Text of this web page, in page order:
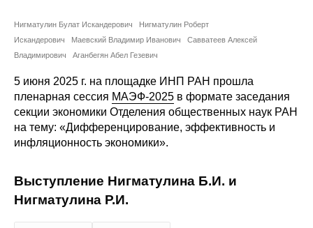
Отчетность
Материалы для СМИ
Публикации
Научная жизнь
Издания
Нигматулин Булат Искандерович
Нигматулин Роберт
Искандерович
Маевский Владимир Иванович
Савватеев Алексей
Владимирович
Аганбегян Абел Гезевич
5 июня 2025 г. на площадке ИНП РАН прошла
пленарная сессия МАЭФ-2025 в формате заседания
секции экономики Отделения общественных наук РАН
на тему: «Дифференцирование, эффективность и
инфляционность экономики».
Выступление Нигматулина Б.И. и
Нигматулина Р.И.